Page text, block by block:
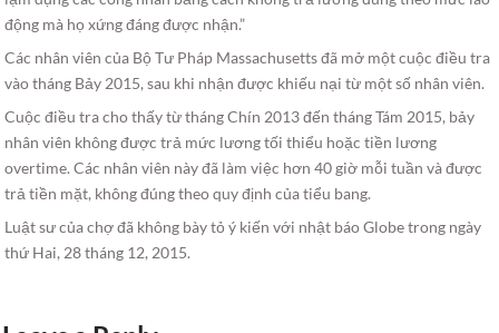
động mà họ xứng đáng được nhận.”
Các nhân viên của Bộ Tư Pháp Massachusetts đã mở một cuộc điều tra
vào tháng Bảy 2015, sau khi nhận được khiếu nại từ một số nhân viên.
Cuộc điều tra cho thấy từ tháng Chín 2013 đến tháng Tám 2015, bảy
nhân viên không được trả mức lương tối thiểu hoặc tiền lương
overtime. Các nhân viên này đã làm việc hơn 40 giờ mỗi tuần và được
trả tiền mặt, không đúng theo quy định của tiểu bang.
Luật sư của chợ đã không bày tỏ ý kiến với nhật báo Globe trong ngày
thứ Hai, 28 tháng 12, 2015.